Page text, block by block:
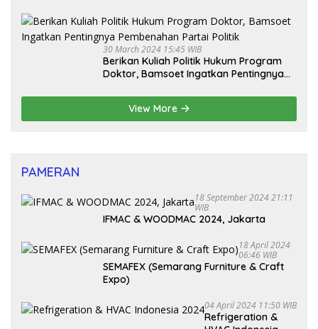
Senjata Api
30 March 2024 15:45 WIB
Berikan Kuliah Politik Hukum Program
Doktor, Bamsoet Ingatkan Pentingnya
View More
PAMERAN
18 September 2024 21:11
WIB
IFMAC & WOODMAC 2024, Jakarta
18 April 2024
06:46 WIB
SEMAFEX (Semarang Furniture & Craft
Expo)
04 April 2024 11:50 WIB
Refrigeration &